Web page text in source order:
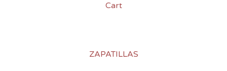
Cart
ZAPATILLAS